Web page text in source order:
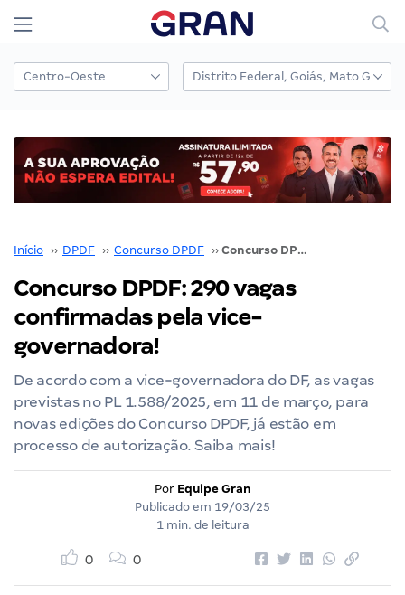
Início ›› DPDF ›› Concurso DPDF ›› Concurso DPDF: 290 vagas confirmadas pela vice-governadora!
Concurso DPDF: 290 vagas
confirmadas pela vice-
governadora!
De acordo com a vice-governadora do DF, as vagas
previstas no PL 1.588/2025, em 11 de março, para
novas edições do Concurso DPDF, já estão em
processo de autorização. Saiba mais!
Por Equipe Gran
Publicado em 19/03/25
1 min. de leitura
0 0